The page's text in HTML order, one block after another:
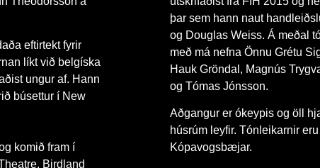
eftirtekt fyrir
líkt við belgíska
ungur af. Hann
búsettur í New
komið fram í
Birdland
þar sem hann naut
og Douglas Weiss. Á meðal
með má nefna Önnu Grétu
Hauk Gröndal, Magnús
og Tómas Jónsson.
Aðgangur er ókeypis og öll
húsrúm leyfir. Tónleikarnir
Kópavogsbæjar.